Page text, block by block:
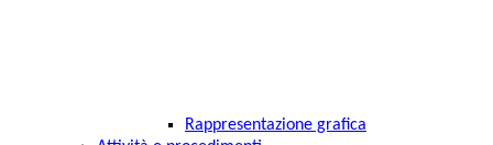
Rappresentazione grafica